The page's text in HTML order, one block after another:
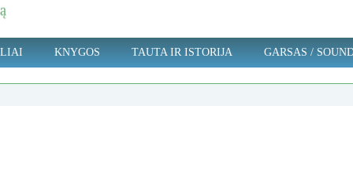
KNYGOS TAUTA IR ISTORIJA GARSAS /